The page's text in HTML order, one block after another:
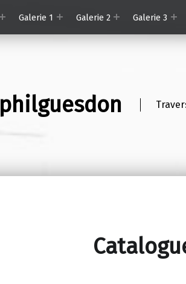
Galerie 1 Galerie 2 Galerie 3
philguesdon